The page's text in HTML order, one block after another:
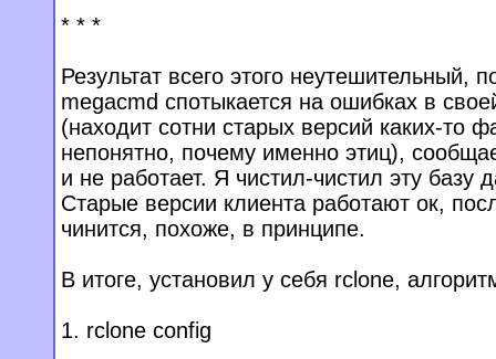
* * *
Результат всего этого неутешительный,
megacmd спотыкается на ошибках в
(находит сотни старых версий каких-то
непонятно, почему именно этиц),
и не работает. Я чистил-чистил эту базу
Старые версии клиента работают ок,
чинится, похоже, в принципе.
В итоге, установил у себя rclone,
1. rclone config